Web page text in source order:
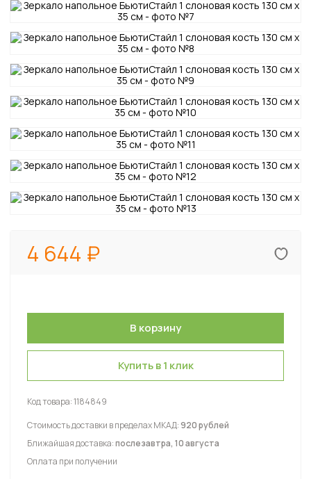
4 644
Купить в 1 клик
Код товара:1184849
Стоимость доставки в пределах МКАД:920 рублей
Ближайшая доставка:послезавтра, 10 августа
Оплата при получении